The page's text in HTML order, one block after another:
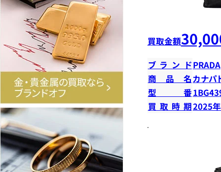
買取金額
ブランドPRADA
商品名 カナパ
型番
買取時期2025